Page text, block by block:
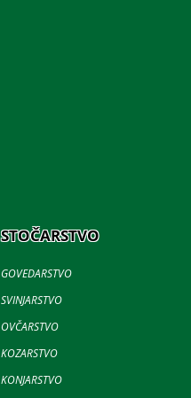
STOČARSTVO
GOVEDARSTVO
SVINJARSTVO
OVČARSTVO
KOZARSTVO
KONJARSTVO